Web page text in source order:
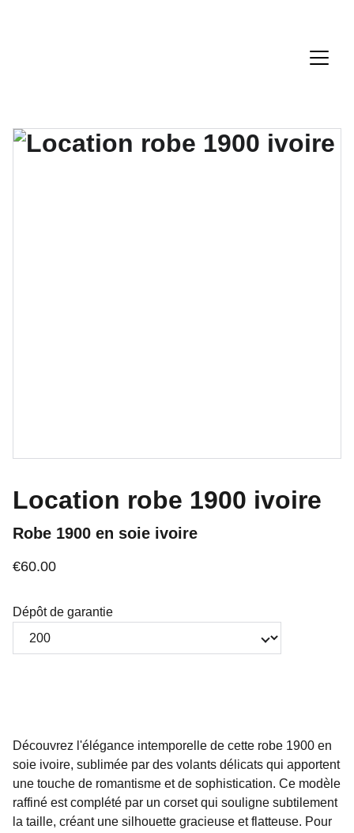
Location robe 1900 ivoire
Robe 1900 en soie ivoire
€60.00
Dépôt de garantie
Découvrez l'élégance intemporelle de cette robe 1900 en
soie ivoire, sublimée par des volants délicats qui apportent
une touche de romantisme et de sophistication. Ce modèle
raffiné est complété par un corset qui souligne subtilement
la taille, créant une silhouette gracieuse et flatteuse. Pour